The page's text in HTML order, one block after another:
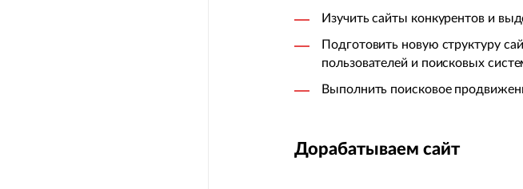
Изучить сайты конкурентов и
Подготовить новую структуру
пользователей и поисковых
Выполнить поисковое
Дорабатываем сайт